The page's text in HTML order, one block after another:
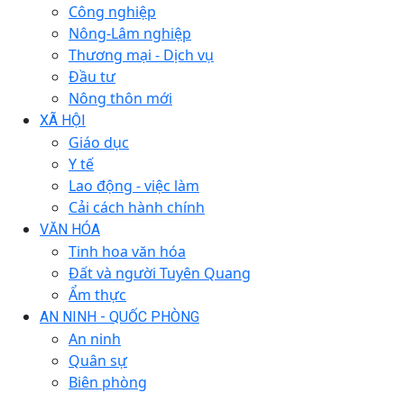
Công nghiệp
Nông-Lâm nghiệp
Thương mại - Dịch vụ
Đầu tư
Nông thôn mới
XÃ HỘI
Giáo dục
Y tế
Lao động - việc làm
Cải cách hành chính
VĂN HÓA
Tinh hoa văn hóa
Đất và người Tuyên Quang
Ẩm thực
AN NINH - QUỐC PHÒNG
An ninh
Quân sự
Biên phòng